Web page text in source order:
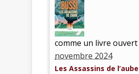
comme un livre ouvert
novembre 2024
Les Assassins de